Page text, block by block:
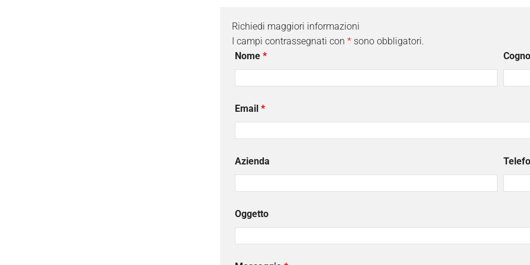
Richiedi maggiori informazioni
I campi contrassegnati con * sono obbligatori.
Nome *
Email *
Azienda
Oggetto